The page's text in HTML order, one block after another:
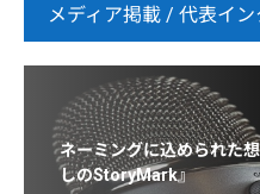
メディア掲載 / 代表イ
ネーミングに込められた
しのStoryMark』